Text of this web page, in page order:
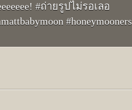
#ถ่ายรูปไม่รอเลอ
#honeymooners